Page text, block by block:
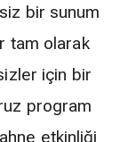
bir sunum
tam olarak
için bir
program
etkinliği